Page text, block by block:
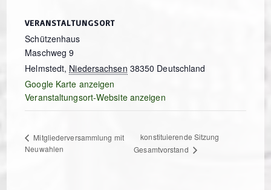
VERANSTALTUNGSORT
Schützenhaus
Maschweg 9
Helmstedt, Niedersachsen 38350 Deutschland
Google Karte anzeigen
Veranstaltungsort-Website anzeigen
Mitgliederversammlung mit
Neuwahlen
konstituierende Sitzung
Gesamtvorstand